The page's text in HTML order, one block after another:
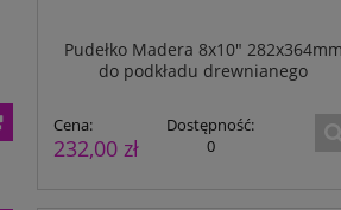
25,00 zł
Pudełko Madera 8x10" 282x364mm
do podkładu drewnianego
Cena:
232,00 zł
Dostępność:
0